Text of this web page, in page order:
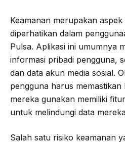
Keamanan merupakan
diperhatikan dalam
Pulsa. Aplikasi ini umumnya
informasi pribadi pengguna,
dan data akun media sosial.
pengguna harus
mereka gunakan memiliki
untuk melindungi data
Salah satu risiko keamanan